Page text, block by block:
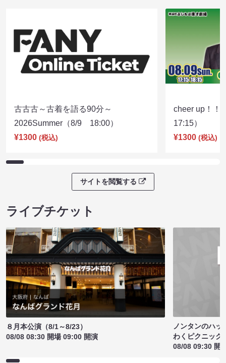
古古古～古着を語る90分～
2026Summer（8/9 18:00）
¥1300 (税込)
cheer up！
17:15）
¥1300 (税込)
サイトを閲覧する
ライブチケット
８月本公演（8/1～8/23）
08/08 08:30 開場 09:00 開演
ノンタンのハッ
わくピクニック
08/08 09:30 開